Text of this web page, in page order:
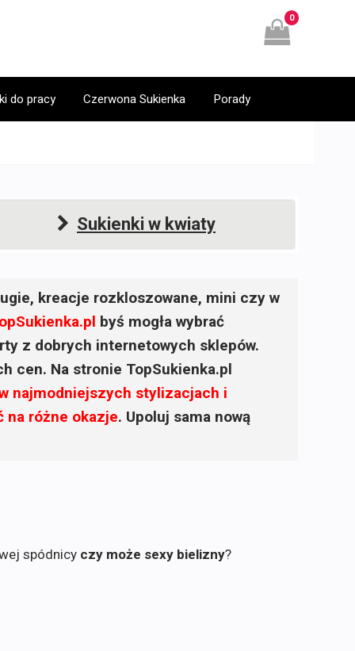
0
do pracy Czerwona Sukienka Porady
Sukienki w kwiaty
kreacje rozkloszowane, mini czy w
byś mogła wybrać
z dobrych internetowych sklepów.
cen. Na stronie TopSukienka.pl
najmodniejszych stylizacjach i
na różne okazje. Upoluj sama nową
spódnicy czy może sexy bielizny?